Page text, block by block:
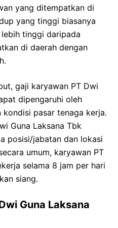
yang ditempatkan di
yang tinggi biasanya
tinggi daripada
di daerah dengan
gaji karyawan PT Dwi
dipengaruhi oleh
kondisi pasar tenaga kerja.
Guna Laksana Tbk
posisi/jabatan dan lokasi
umum, karyawan PT
selama 8 jam per hari
siang.
Guna Laksana